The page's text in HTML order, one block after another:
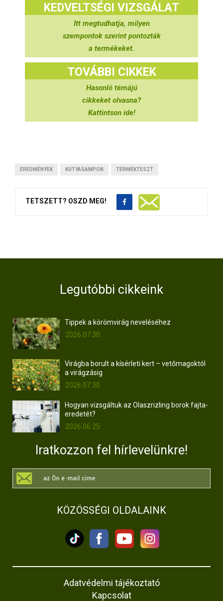
KEDVELTSÉGI VIZSGÁLAT
Itt megtudhatja, milyen
szempontok szerint pontozták
a termékeket.
TOVÁBBI CIKKEK
Hasonló témájú
cikkeket olvasna?
Kattintson ide!
EREDMÉNYEK KUTYASAMPON TERMÉKTESZT
TETSZETT? OSZD MEG!
Legutóbbi cikkeink
Tippek a körömvirág neveléséhez
2026.07.30.
Virágba borult a kísérleti kert – vetőmagoktól
a virágzásig
2026.07.30.
Hogyan vizsgáltuk az Olaszrizling borok fajta-
eredetét?
2026.06.25.
Iratkozzon fel hírlevelünkre!
KÖZÖSSÉGI OLDALAINK
Adatvédelmi tájékoztató
Kapcsolat